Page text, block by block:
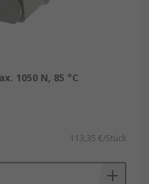
1050 N, 85 °C
113,35 €/Stück